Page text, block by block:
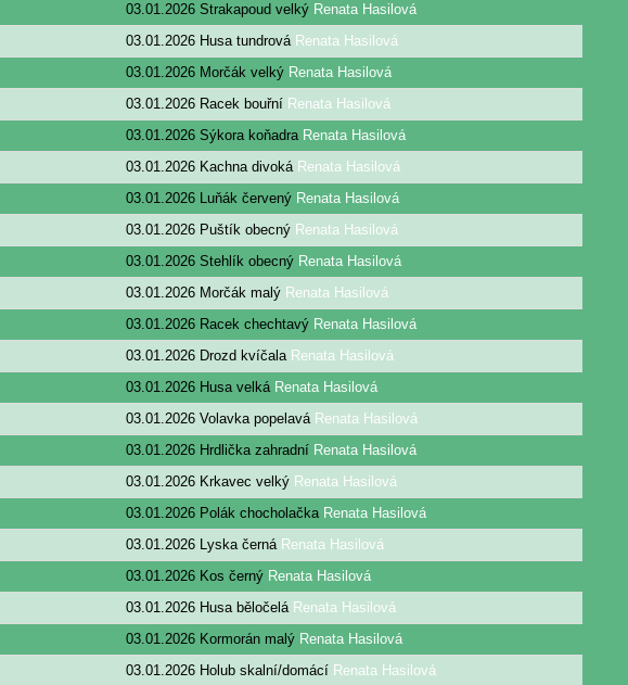
03.01.2026 Strakapoud velký Renata Hasilová
03.01.2026 Husa tundrová Renata Hasilová
03.01.2026 Morčák velký Renata Hasilová
03.01.2026 Racek bouřní Renata Hasilová
03.01.2026 Sýkora koňadra Renata Hasilová
03.01.2026 Kachna divoká Renata Hasilová
03.01.2026 Luňák červený Renata Hasilová
03.01.2026 Puštík obecný Renata Hasilová
03.01.2026 Stehlík obecný Renata Hasilová
03.01.2026 Morčák malý Renata Hasilová
03.01.2026 Racek chechtavý Renata Hasilová
03.01.2026 Drozd kvíčala Renata Hasilová
03.01.2026 Husa velká Renata Hasilová
03.01.2026 Volavka popelavá Renata Hasilová
03.01.2026 Hrdlička zahradní Renata Hasilová
03.01.2026 Krkavec velký Renata Hasilová
03.01.2026 Polák chocholačka Renata Hasilová
03.01.2026 Lyska černá Renata Hasilová
03.01.2026 Kos černý Renata Hasilová
03.01.2026 Husa běločelá Renata Hasilová
03.01.2026 Kormorán malý Renata Hasilová
03.01.2026 Holub skalní/domácí Renata Hasilová